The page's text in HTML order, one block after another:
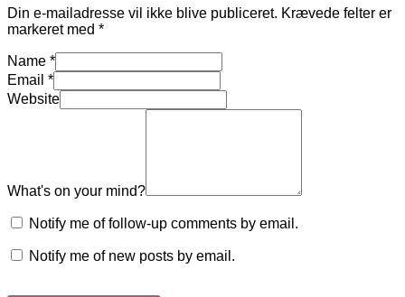
Din e-mailadresse vil ikke blive publiceret. Krævede felter er
markeret med *
Name *
Email *
Website
What's on your mind?
Notify me of follow-up comments by email.
Notify me of new posts by email.